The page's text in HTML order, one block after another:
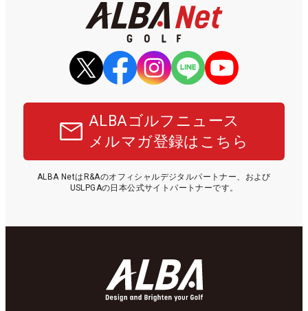
ALBAゴルフニュース
メルマガ登録はこちら
ALBA NetはR&Aのオフィシャルデジタルパートナー、および
USLPGAの日本公式サイトパートナーです。